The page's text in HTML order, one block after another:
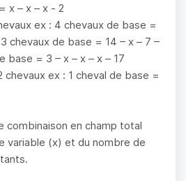
x – x – x - 2
ex : 4 chevaux de base =
chevaux de base = 14 – x – 7 –
base = 3 – x – x – x – 17
chevaux ex : 1 cheval de base =
combinaison en champ total
variable (x) et du nombre de